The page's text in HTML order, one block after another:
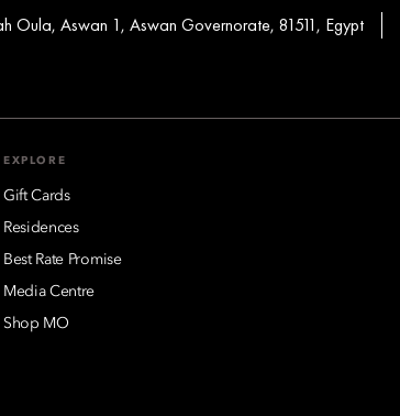
Oula, Aswan 1, Aswan Governorate, 81511, Egypt
EXPLORE
Gift Cards
Residences
Best Rate Promise
Media Centre
Shop MO